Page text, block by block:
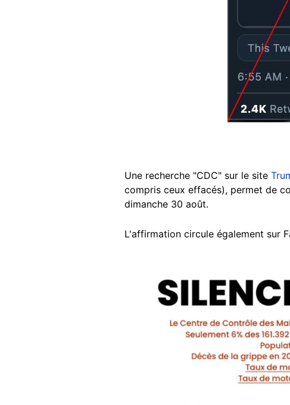
Une recherche "CDC" sur le site
compris ceux effacés), permet de
dimanche 30 août.
L'affirmation circule également sur